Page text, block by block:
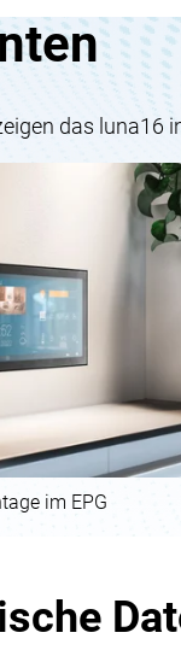
das luna16
im EPG